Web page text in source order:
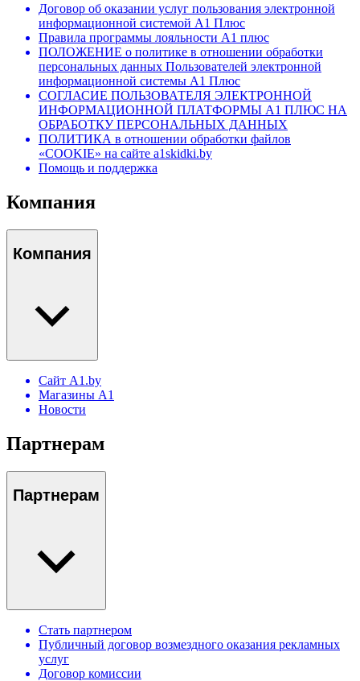
Договор об оказании услуг пользования электронной
информационной системой А1 Плюс
Правила программы лояльности А1 плюс
ПОЛОЖЕНИЕ о политике в отношении обработки
персональных данных Пользователей электронной
информационной системы А1 Плюс
СОГЛАСИЕ ПОЛЬЗОВАТЕЛЯ ЭЛЕКТРОННОЙ
ИНФОРМАЦИОННОЙ ПЛАТФОРМЫ А1 ПЛЮС НА
ОБРАБОТКУ ПЕРСОНАЛЬНЫХ ДАННЫХ
ПОЛИТИКА в отношении обработки файлов
«COOKIE» на сайте a1skidki.by
Помощь и поддержка
Компания
Компания
Сайт A1.by
Магазины А1
Новости
Партнерам
Партнерам
Стать партнером
Публичный договор возмездного оказания рекламных
услуг
Договор комиссии